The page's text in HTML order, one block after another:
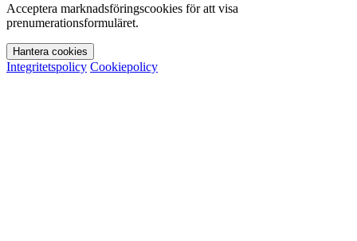
Acceptera marknadsföringscookies för att visa
prenumerationsformuläret.
Hantera cookies
Integritetspolicy Cookiepolicy